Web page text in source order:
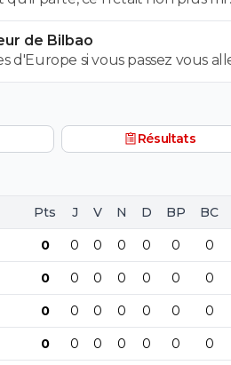
a défendre des raciste nazi
le terrain , on a surtout de la
que si il avait été suédois suisse
retirer le 2 devant le 5
de Bilbao
d'Europe si vous passez vous
le terrain et dans les tribunes
Résultats
Pts J V N D BP BC
0 0 0 0 0 0 0
0 0 0 0 0 0 0
0 0 0 0 0 0 0
0 0 0 0 0 0 0